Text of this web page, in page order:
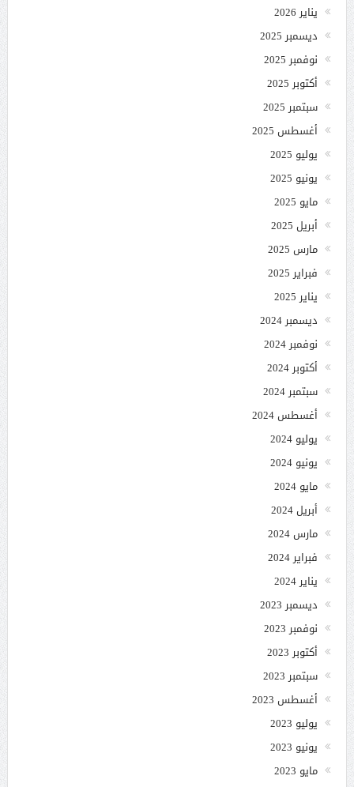
يناير 2026
ديسمبر 2025
نوفمبر 2025
أكتوبر 2025
سبتمبر 2025
أغسطس 2025
يوليو 2025
يونيو 2025
مايو 2025
أبريل 2025
مارس 2025
فبراير 2025
يناير 2025
ديسمبر 2024
نوفمبر 2024
أكتوبر 2024
سبتمبر 2024
أغسطس 2024
يوليو 2024
يونيو 2024
مايو 2024
أبريل 2024
مارس 2024
فبراير 2024
يناير 2024
ديسمبر 2023
نوفمبر 2023
أكتوبر 2023
سبتمبر 2023
أغسطس 2023
يوليو 2023
يونيو 2023
مايو 2023